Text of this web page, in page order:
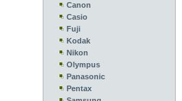
Canon
Casio
Fuji
Kodak
Nikon
Olympus
Panasonic
Pentax